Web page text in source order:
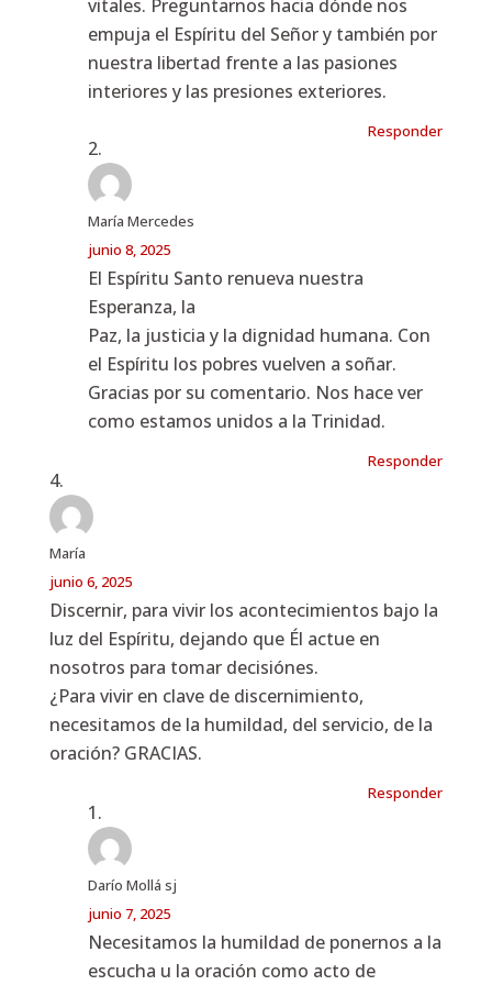
vitales. Preguntarnos hacia dónde nos
empuja el Espíritu del Señor y también por
nuestra libertad frente a las pasiones
interiores y las presiones exteriores.
Responder
María Mercedes
junio 8, 2025
El Espíritu Santo renueva nuestra
Esperanza, la
Paz, la justicia y la dignidad humana. Con
el Espíritu los pobres vuelven a soñar.
Gracias por su comentario. Nos hace ver
como estamos unidos a la Trinidad.
Responder
María
junio 6, 2025
Discernir, para vivir los acontecimientos bajo la
luz del Espíritu, dejando que Él actue en
nosotros para tomar decisiónes.
¿Para vivir en clave de discernimiento,
necesitamos de la humildad, del servicio, de la
oración? GRACIAS.
Responder
Darío Mollá sj
junio 7, 2025
Necesitamos la humildad de ponernos a la
escucha u la oración como acto de